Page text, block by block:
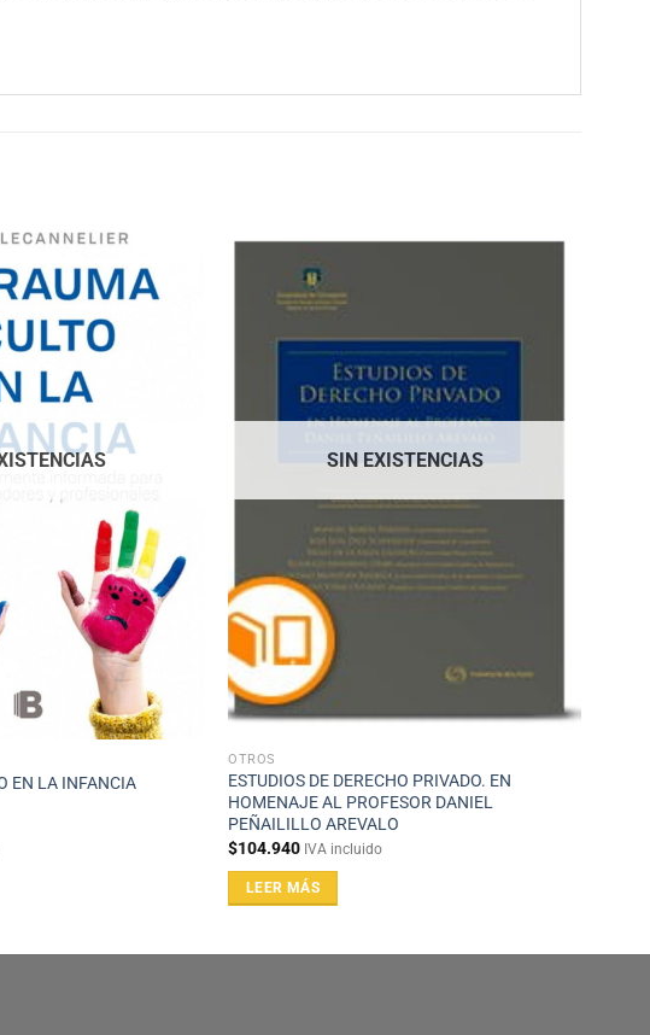
EN LA INFANCIA
SIN EXISTENCIAS
OTROS
ESTUDIOS DE DERECHO PRIVADO. EN
HOMENAJE AL PROFESOR DANIEL
PEÑAILILLO AREVALO
$104.940 IVA incluido
LEER MÁS